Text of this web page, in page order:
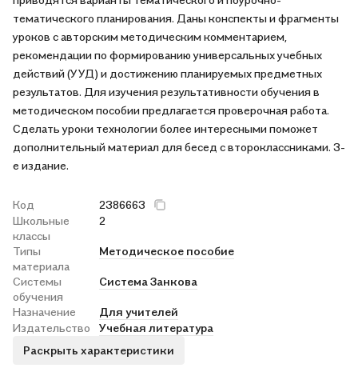
тематического планирования. Даны конспекты и фрагменты
уроков с авторским методическим комментарием,
рекомендации по формированию универсальных учебных
действий (УУД) и достижению планируемых предметных
результатов. Для изучения результативности обучения в
методическом пособии предлагается проверочная работа.
Сделать уроки технологии более интересными поможет
дополнительный материал для бесед с второклассниками. 3-
е издание.
Код
2386663
Школьные
классы
2
Типы
материала
Методическое пособие
Системы
обучения
Система Занкова
Назначение
Для учителей
Издательство
Учебная литература
Раскрыть характеристики